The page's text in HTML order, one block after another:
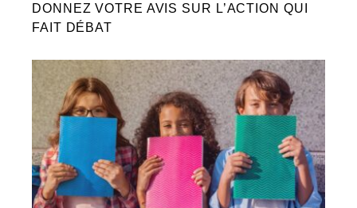
DONNEZ VOTRE AVIS SUR L’ACTION QUI
FAIT DÉBAT